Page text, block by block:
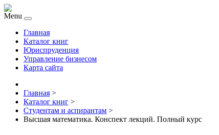
Menu
Главная
Каталог книг
Юриспруденция
Управление бизнесом
Карта сайта
Главная >
Каталог книг >
Студентам и аспирантам >
Высшая математика. Конспект лекций. Полный курс